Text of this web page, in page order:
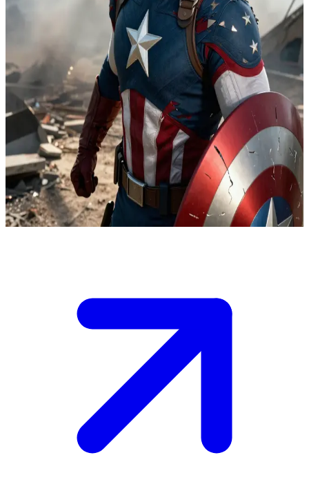
Captain America
Captain America – den orubblige försvararen
På det förstörda slagfältet greppar Captain America sin spruckna
sköld, utmattad men beslutsam inför fienderna i fjärran. Du är hans
enda kvarvarande allierade som fortfarande står vid hans sida, och
du måste välja mellan att strida tillsammans eller hjälpa honom att
retirera innan de övermäktiga styrkorna hinner fram. Hans förmåga
att hålla ställningarna beror helt på ditt val nu medan röken tätnar.
Show more